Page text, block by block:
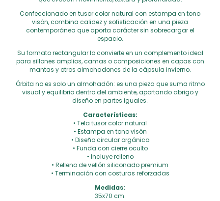
Confeccionado en tusor color natural con estampa en tono
visón, combina calidez y sofisticación en una pieza
contemporánea que aporta carácter sin sobrecargar el
espacio.
Su formato rectangular lo convierte en un complemento ideal
para sillones amplios, camas o composiciones en capas con
mantas y otros almohadones de la cápsula invierno.
Órbita no es solo un almohadón: es una pieza que suma ritmo
visual y equilibrio dentro del ambiente, aportando abrigo y
diseño en partes iguales.
Características:
• Tela tusor color natural
• Estampa en tono visón
• Diseño circular orgánico
• Funda con cierre oculto
• Incluye relleno
• Relleno de vellón siliconado premium
• Terminación con costuras reforzadas
Medidas:
35x70 cm.